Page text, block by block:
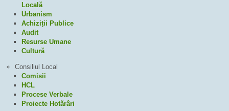
Locală
Urbanism
Achiziții Publice
Audit
Resurse Umane
Cultură
Consiliul Local
Comisii
HCL
Procese Verbale
Proiecte Hotărâri